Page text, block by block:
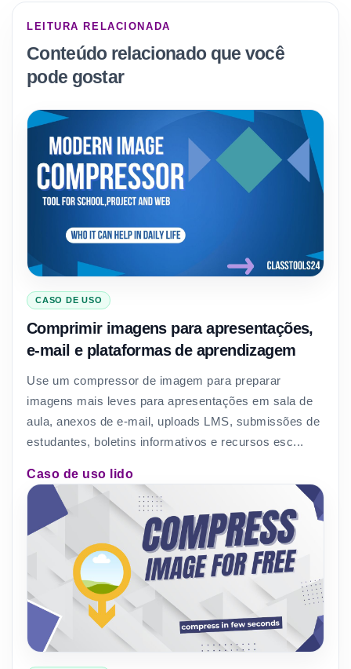
LEITURA RELACIONADA
Conteúdo relacionado que você
pode gostar
CASO DE USO
Comprimir imagens para apresentações,
e-mail e plataformas de aprendizagem
Use um compressor de imagem para preparar
imagens mais leves para apresentações em sala de
aula, anexos de e-mail, uploads LMS, submissões de
estudantes, boletins informativos e recursos esc...
Caso de uso lido